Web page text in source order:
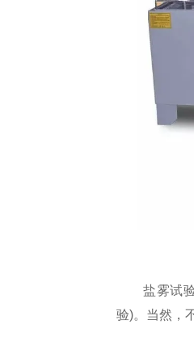
盐雾试验
验)。当然，